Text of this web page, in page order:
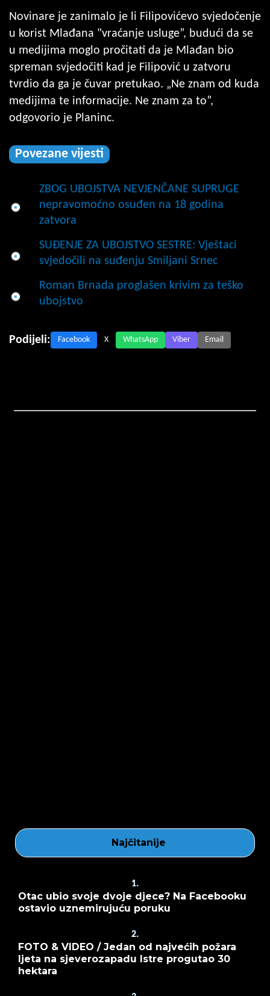
Novinare je zanimalo je li Filipovićevo svjedočenje
u korist Mlađana "vraćanje usluge”, budući da se
u medijima moglo pročitati da je Mlađan bio
spreman svjedočiti kad je Filipović u zatvoru
tvrdio da ga je čuvar pretukao. „Ne znam od kuda
medijima te informacije. Ne znam za to”,
odgovorio je Planinc.
Povezane vijesti
ZBOG UBOJSTVA NEVJENČANE SUPRUGE
nepravomoćno osuđen na 18 godina
zatvora
SUĐENJE ZA UBOJSTVO SESTRE: Vještaci
svjedočili na suđenju Smiljani Srnec
Roman Brnada proglašen krivim za teško
ubojstvo
Podijeli: Facebook X WhatsApp Viber Email
Najčitanije
1.
Otac ubio svoje dvoje djece? Na Facebooku
ostavio uznemirujuću poruku
2.
FOTO & VIDEO / Jedan od najvećih požara
ljeta na sjeverozapadu Istre progutao 30
hektara